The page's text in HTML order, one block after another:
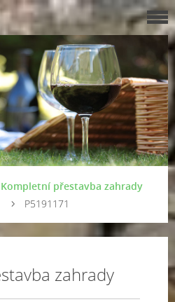
Kompletní přestavba zahrady
P5191171
zahrady